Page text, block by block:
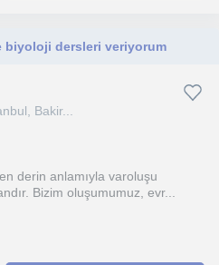
biyoloji dersleri veriyorum
Bakir...
derin anlamıyla varoluşu
Bizim oluşumumuz, evr...